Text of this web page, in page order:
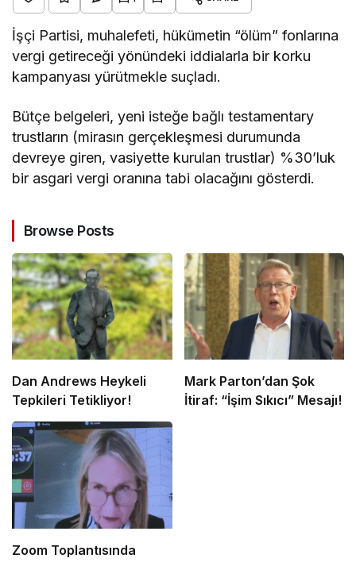
İşçi Partisi, muhalefeti, hükümetin “ölüm” fonlarına
vergi getireceği yönündeki iddialarla bir korku
kampanyası yürütmekle suçladı.
Bütçe belgeleri, yeni isteğe bağlı testamentary
trustların (mirasın gerçekleşmesi durumunda
devreye giren, vasiyette kurulan trustlar) %30’luk
bir asgari vergi oranına tabi olacağını gösterdi.
Browse Posts
Dan Andrews Heykeli
Tepkileri Tetikliyor!
Mark Parton’dan Şok
İtiraf: “İşim Sıkıcı” Mesajı!
Zoom Toplantısında